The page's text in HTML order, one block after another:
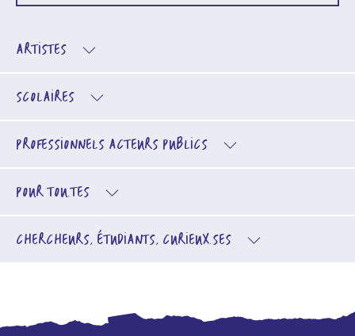
ARTISTES
SCOLAIRES
PROFESSIONNELS ACTEURS PUBLICS
POUR TOU.TES
CHERCHEURS, ÉTUDIANTS, CURIEUX.SES